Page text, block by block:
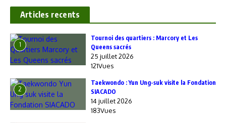
Articles recents
1
‎Tournoi des quartiers : Marcory et Les
Queens sacrés
25 juillet 2026
121Vues
2
Taekwondo : Yun Ung-suk visite la Fondation
SIACADO
14 juillet 2026
183Vues